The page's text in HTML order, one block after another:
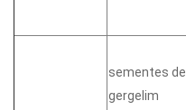
sementes de
gergelim